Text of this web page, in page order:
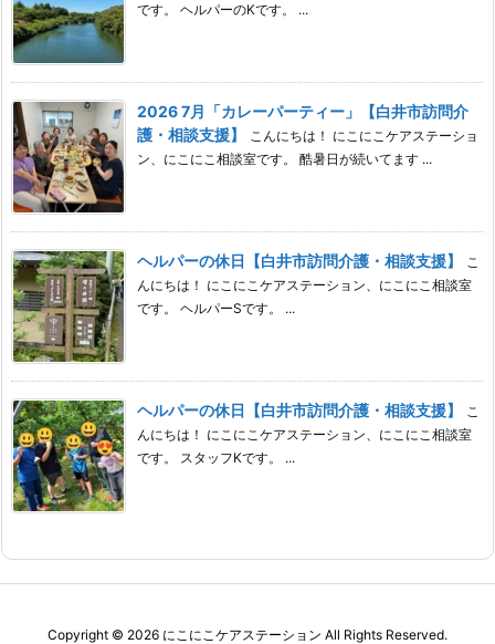
です。 ヘルパーのKです。 ...
2026 7月「カレーパーティー」【白井市訪問介
護・相談支援】
こんにちは！ にこにこケアステーショ
ン、にこにこ相談室です。 酷暑日が続いてます ...
ヘルパーの休日【白井市訪問介護・相談支援】
こ
んにちは！ にこにこケアステーション、にこにこ相談室
です。 ヘルパーSです。 ...
ヘルパーの休日【白井市訪問介護・相談支援】
こ
んにちは！ にこにこケアステーション、にこにこ相談室
です。 スタッフKです。 ...
Copyright © 2026 にこにこケアステーション All Rights Reserved.